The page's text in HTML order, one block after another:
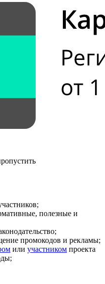
полезные и
промокодов и рекламы;
или участником проекта